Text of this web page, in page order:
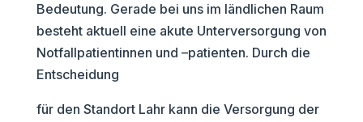
Bedeutung. Gerade bei uns im ländlichen Raum
besteht aktuell eine akute Unterversorgung von
Notfallpatientinnen und –patienten. Durch die
Entscheidung
für den Standort Lahr kann die Versorgung der